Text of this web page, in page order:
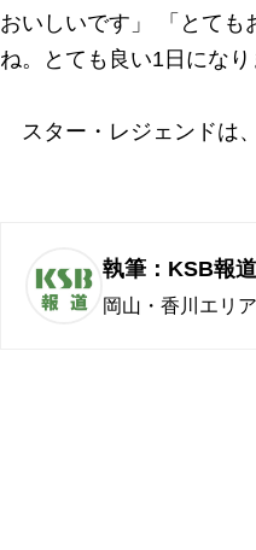
おいしいです」 「とても
ね。とても良い1日になり
スター・レジェンドは
執筆：KSB報道
岡山・香川エリ